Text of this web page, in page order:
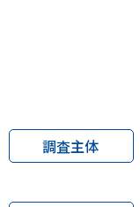
調査主体